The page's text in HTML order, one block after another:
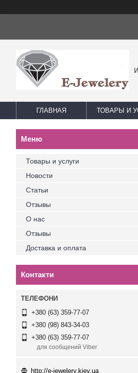
ГЛАВНАЯ ТОВАРЫ И
Товары и услуги
Новости
Статьи
Отзывы
О нас
Отзывы
Доставка и оплата
Контакти
+380 (63) 359-77-07
+380 (98) 843-34-03
+380 (63) 359-77-07
для сообщений Viber
http://e-jewelery.kiev.ua